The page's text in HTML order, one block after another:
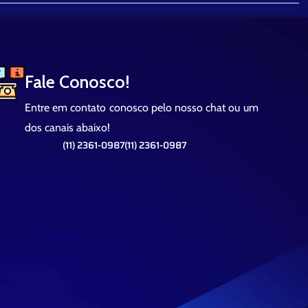
Fale Conosco!
Entre em contato conosco pelo nosso chat ou um
dos canais abaixo!
(11) 2361-0987(11) 2361-0987